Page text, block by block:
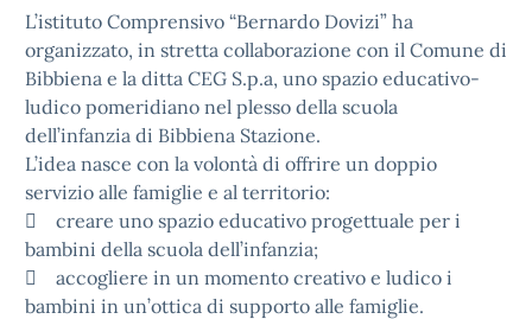
L’istituto Comprensivo “Bernardo Dovizi” ha
organizzato, in stretta collaborazione con il Comune di
Bibbiena e la ditta CEG S.p.a, uno spazio educativo-
ludico pomeridiano nel plesso della scuola
dell’infanzia di Bibbiena Stazione.
L’idea nasce con la volontà di offrire un doppio
servizio alle famiglie e al territorio:
 creare uno spazio educativo progettuale per i
bambini della scuola dell’infanzia;
 accogliere in un momento creativo e ludico i
bambini in un’ottica di supporto alle famiglie.